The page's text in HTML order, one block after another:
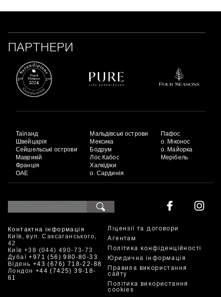
ПАРТНЕРИ
Таїланд
Швейцарія
Сейшельські острови
Маврикій
Франція
ОАЕ
Мальдівські острови
Мексика
Бодрум
Лос Кабос
Халкідіки
о. Сардинія
Пафос
о. Міконос
о. Майорка
Мерібель
Контактна інформація
Київ, вул. Саксаганського,
42
Київ +38 (044) 490-73-73
Дубаї+971 (56) 980-80-33
Відень +43 (676) 718-22-88
Лондон +44 (7425) 39-18-
61
Ліцензії та договори
Агентам
Політика конфіденційності
Юридична інформація
Правила використання
сайту
Політика використання
cookies